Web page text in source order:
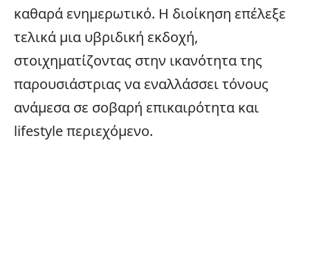
καθαρά ενημερωτικό. Η διοίκηση επέλεξε
τελικά μια υβριδική εκδοχή,
στοιχηματίζοντας στην ικανότητα της
παρουσιάστριας να εναλλάσσει τόνους
ανάμεσα σε σοβαρή επικαιρότητα και
lifestyle περιεχόμενο.